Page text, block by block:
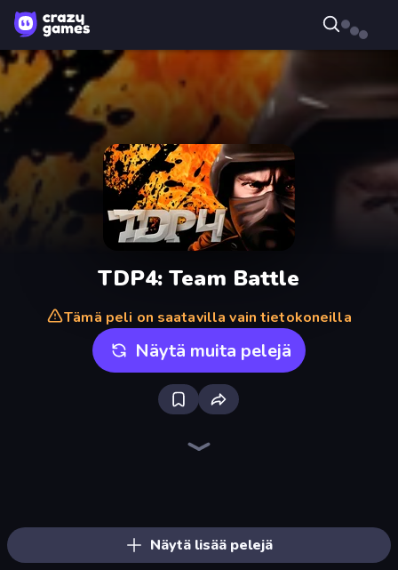
TDP4: Team Battle
Tämä peli on saatavilla vain tietokoneilla
Näytä muita pelejä
Näytä lisää pelejä